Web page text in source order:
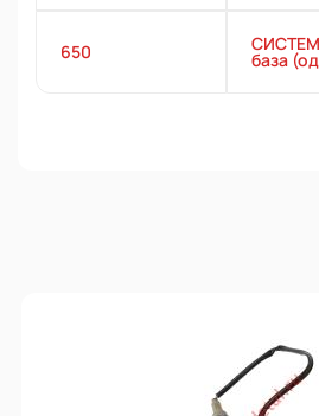
650 база